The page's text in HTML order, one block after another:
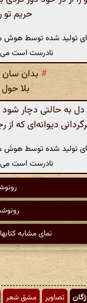
حریم تو
تولید شده توسط هوش
نادرست است
# بدان
بلا
حالتی دچار شود
دیوانه‌ای که
تولید شده توسط هوش
نادرست است
نمای مشابه
تصاویر مشق شعر